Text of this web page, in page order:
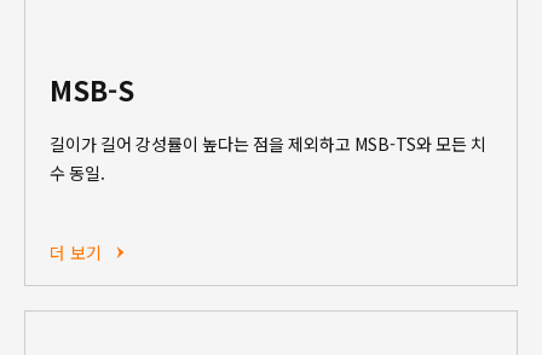
MSB-S
길이가 길어 강성률이 높다는 점을 제외하고 MSB-TS와 모든 치
수 동일.
더 보기